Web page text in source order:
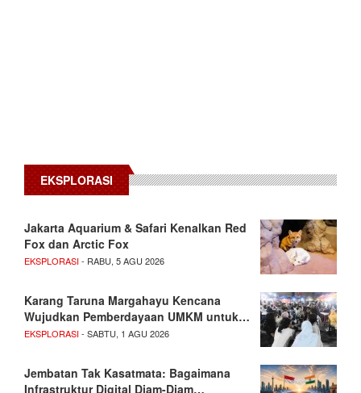
EKSPLORASI
Jakarta Aquarium & Safari Kenalkan Red
Fox dan Arctic Fox
EKSPLORASI- RABU, 5 AGU 2026
Karang Taruna Margahayu Kencana
Wujudkan Pemberdayaan UMKM untuk…
EKSPLORASI- SABTU, 1 AGU 2026
Jembatan Tak Kasatmata: Bagaimana
Infrastruktur Digital Diam-Diam…